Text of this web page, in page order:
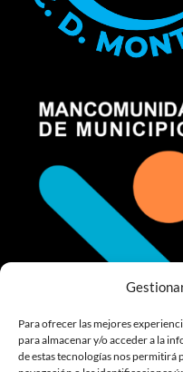
Para ofrecer las mejores
para almacenar y/o acceder a la
de estas tecnologías nos